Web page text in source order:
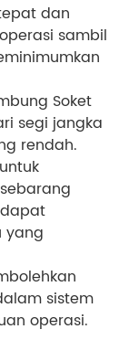
dan
sambil
Soket
segi jangka
rendah.
yang
sistem
operasi.